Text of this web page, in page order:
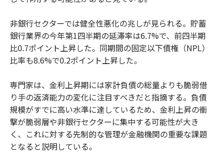
非銀行セクターでは健全性悪化の兆しが見られる。貯蓄
銀行業界の今年第1四半期の延滞率は6.7%で、前四半期
比0.7ポイント上昇した。同期間の固定以下債権（NPL）
比率も8.6%で0.2ポイント上昇した。
専門家は、金利上昇期には家計負債の総量よりも脆弱借
り手の返済能力の変化に注目すべきだと指摘する。負債
規模がすでに高い水準に達しているため、金利上昇の衝
撃が脆弱層や非銀行セクターに集中する可能性が大き
く、これに対する先制的な管理が金融機関の重要な課題
となると説明している。